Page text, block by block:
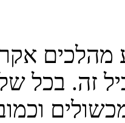
מהלכים
זה. בכל